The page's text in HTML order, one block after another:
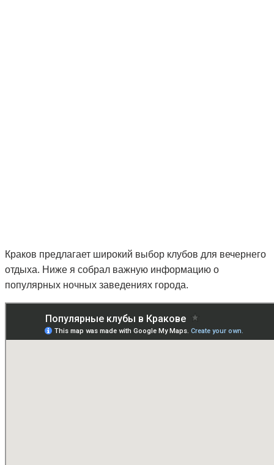
Краков предлагает широкий выбор клубов для вечернего
отдыха. Ниже я собрал важную информацию о
популярных ночных заведениях города.